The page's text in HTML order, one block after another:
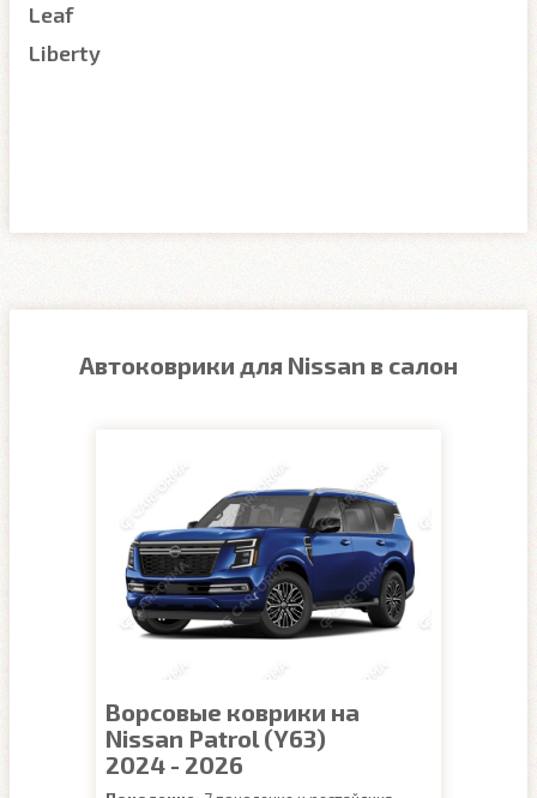
Leaf
Liberty
Автоковрики для Nissan в салон
Ворсовые коврики на
Nissan Patrol (Y63)
2024 - 2026